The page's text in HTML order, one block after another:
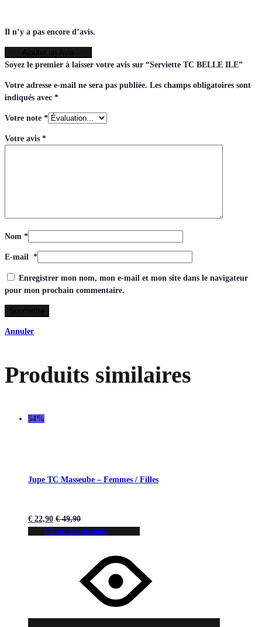
Il n’y a pas encore d’avis.
Soyez le premier à laisser votre avis sur “Serviette TC BELLE ILE”
Votre adresse e-mail ne sera pas publiée. Les champs obligatoires sont
indiqués avec *
Votre note *
Votre avis *
Nom *
E-mail *
Enregistrer mon nom, mon e-mail et mon site dans le navigateur
pour mon prochain commentaire.
Annuler
Produits similaires
54%
Jupe TC Masseube – Femmes / Filles
€ 22,90 €49,90
Choix des options